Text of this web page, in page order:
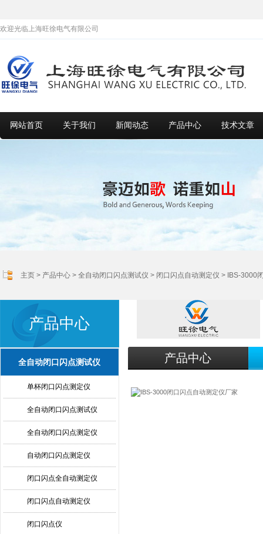
欢迎光临上海旺徐电气有限公司
网站首页 关于我们 新闻动态 产品中心 技术文章
主页 > 产品中心 > 全自动闭口闪点测试仪 > 闭口闪点自动测定仪 > IBS-3000
产品中心
全自动闭口闪点测试仪
单杯闭口闪点测定仪
全自动闭口闪点测试仪
全自动闭口闪点测定仪
自动闭口闪点测定仪
闭口闪点全自动测定仪
闭口闪点自动测定仪
闭口闪点仪
产品中心